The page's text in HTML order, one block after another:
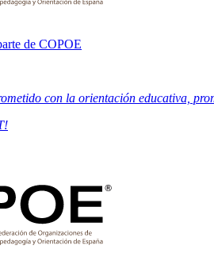
de COPOE
con la orientación educativa,